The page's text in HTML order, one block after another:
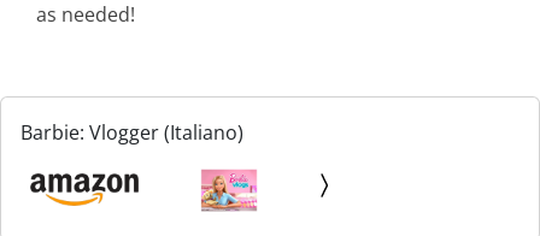
as needed!
Barbie: Vlogger (Italiano)